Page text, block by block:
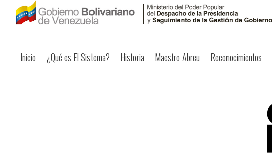
Inicio ¿Qué es El Sistema? Historia Maestro Abreu Reconocimientos